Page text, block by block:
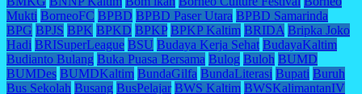
Mukti BorneoFC BPBD BPBD Paser Utara BPBD Samarinda
BPG BPJS BPK BPKD BPKP BPKP Kaltim BRIDA Bripka Joko
Hadi BRISuperLeague BSU Budaya Kerja Sehat BudayaKaltim
Budianto Bulang Buka Puasa Bersama Bulog Buloh BUMD
BUMDes BUMDKaltim BundaGilfa BundaLiterasi Bupati Buruh
Bus Sekolah Busang BusPelajar BWS Kaltim BWSKalimantanIV